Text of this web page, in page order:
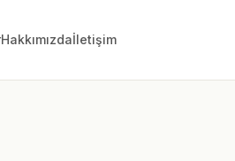
Hakkımızdaİletişim